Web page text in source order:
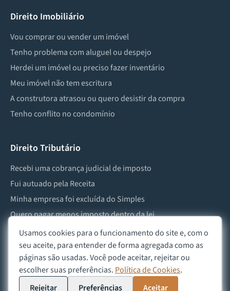
Direito Imobiliário
Vou comprar ou vender um imóvel
Tenho problema com aluguel ou despejo
Herdei um imóvel ou preciso fazer inventário
Meu imóvel não tem escritura
A construtora atrasou ou quero desistir da compra
Tenho conflito no condomínio
Direito Tributário
Recebi uma cobrança judicial de imposto
Fui autuado pela Receita
Minha empresa foi excluída do Simples
Quero pagar menos imposto dentro da lei
Preciso lidar com imposto de herança ou doação
2026Advocacia Custódio
Política de Privacidade Política de Cookies Aviso Legal
Usamos cookies para o funcionamento do site e, com o
seu aceite, para entender de forma agregada como as
páginas são usadas. Você pode aceitar, rejeitar ou
escolher suas preferências. Política de Cookies.
Rejeitar
Preferências Aceitar